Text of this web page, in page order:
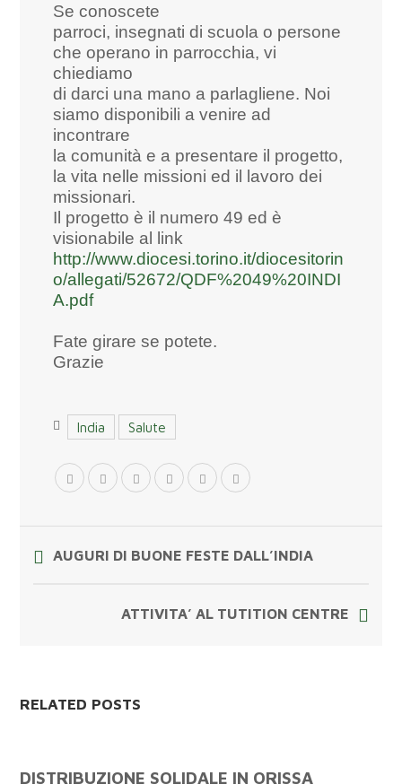
Se conoscete
parroci, insegnati di scuola o persone
che operano in parrocchia, vi
chiediamo
di darci una mano a parlagliene. Noi
siamo disponibili a venire ad
incontrare
la comunità e a presentare il progetto,
la vita nelle missioni ed il lavoro dei
missionari.
Il progetto è il numero 49 ed è
visionabile al link
http://www.diocesi.torino.it/diocesitorin
o/allegati/52672/QDF%2049%20INDI
A.pdf
Fate girare se potete.
Grazie
India Salute
AUGURI DI BUONE FESTE DALL’INDIA
ATTIVITA’ AL TUTITION CENTRE
RELATED POSTS
DISTRIBUZIONE SOLIDALE IN ORISSA